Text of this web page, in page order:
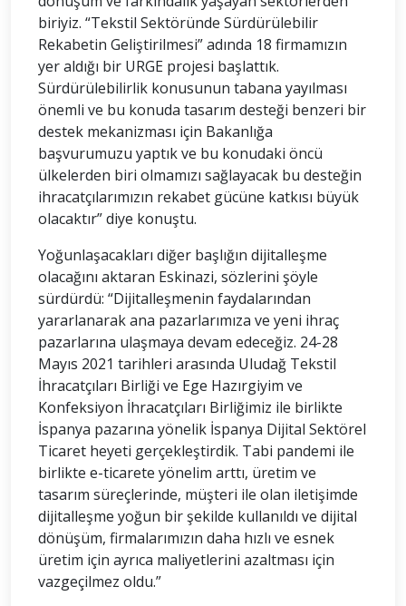
biriyiz. “Tekstil Sektöründe Sürdürülebilir
Rekabetin Geliştirilmesi” adında 18 firmamızın
yer aldığı bir URGE projesi başlattık.
Sürdürülebilirlik konusunun tabana yayılması
önemli ve bu konuda tasarım desteği benzeri bir
destek mekanizması için Bakanlığa
başvurumuzu yaptık ve bu konudaki öncü
ülkelerden biri olmamızı sağlayacak bu desteğin
ihracatçılarımızın rekabet gücüne katkısı büyük
olacaktır” diye konuştu.
Yoğunlaşacakları diğer başlığın dijitalleşme
olacağını aktaran Eskinazi, sözlerini şöyle
sürdürdü: “Dijitalleşmenin faydalarından
yararlanarak ana pazarlarımıza ve yeni ihraç
pazarlarına ulaşmaya devam edeceğiz. 24-28
Mayıs 2021 tarihleri arasında Uludağ Tekstil
İhracatçıları Birliği ve Ege Hazırgiyim ve
Konfeksiyon İhracatçıları Birliğimiz ile birlikte
İspanya pazarına yönelik İspanya Dijital Sektörel
Ticaret heyeti gerçekleştirdik. Tabi pandemi ile
birlikte e-ticarete yönelim arttı, üretim ve
tasarım süreçlerinde, müşteri ile olan iletişimde
dijitalleşme yoğun bir şekilde kullanıldı ve dijital
dönüşüm, firmalarımızın daha hızlı ve esnek
üretim için ayrıca maliyetlerini azaltması için
vazgeçilmez oldu.”